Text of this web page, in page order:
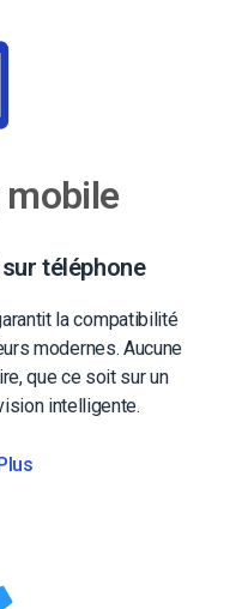
téléphone
la compatibilité
modernes. Aucune
que ce soit sur un
intelligente.